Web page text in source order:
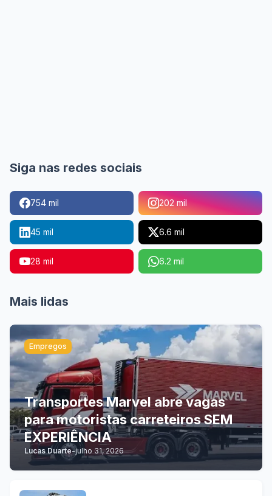
Siga nas redes sociais
754 mil 202 mil
45 mil 6.6 mil
28 mil 6.2 mil
Mais lidas
Empregos
Transportes Marvel abre vagas
para motoristas carreteiros SEM
EXPERIÊNCIA
Lucas Duarte-julho 31, 2026